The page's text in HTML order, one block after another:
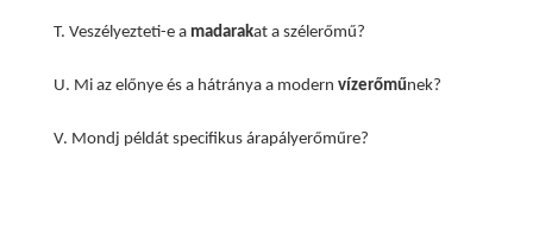
T. Veszélyezteti-e a madarakat a szélerőmű?
U. Mi az előnye és a hátránya a modern vízerőműnek?
V. Mondj példát specifikus árapályerőműre?